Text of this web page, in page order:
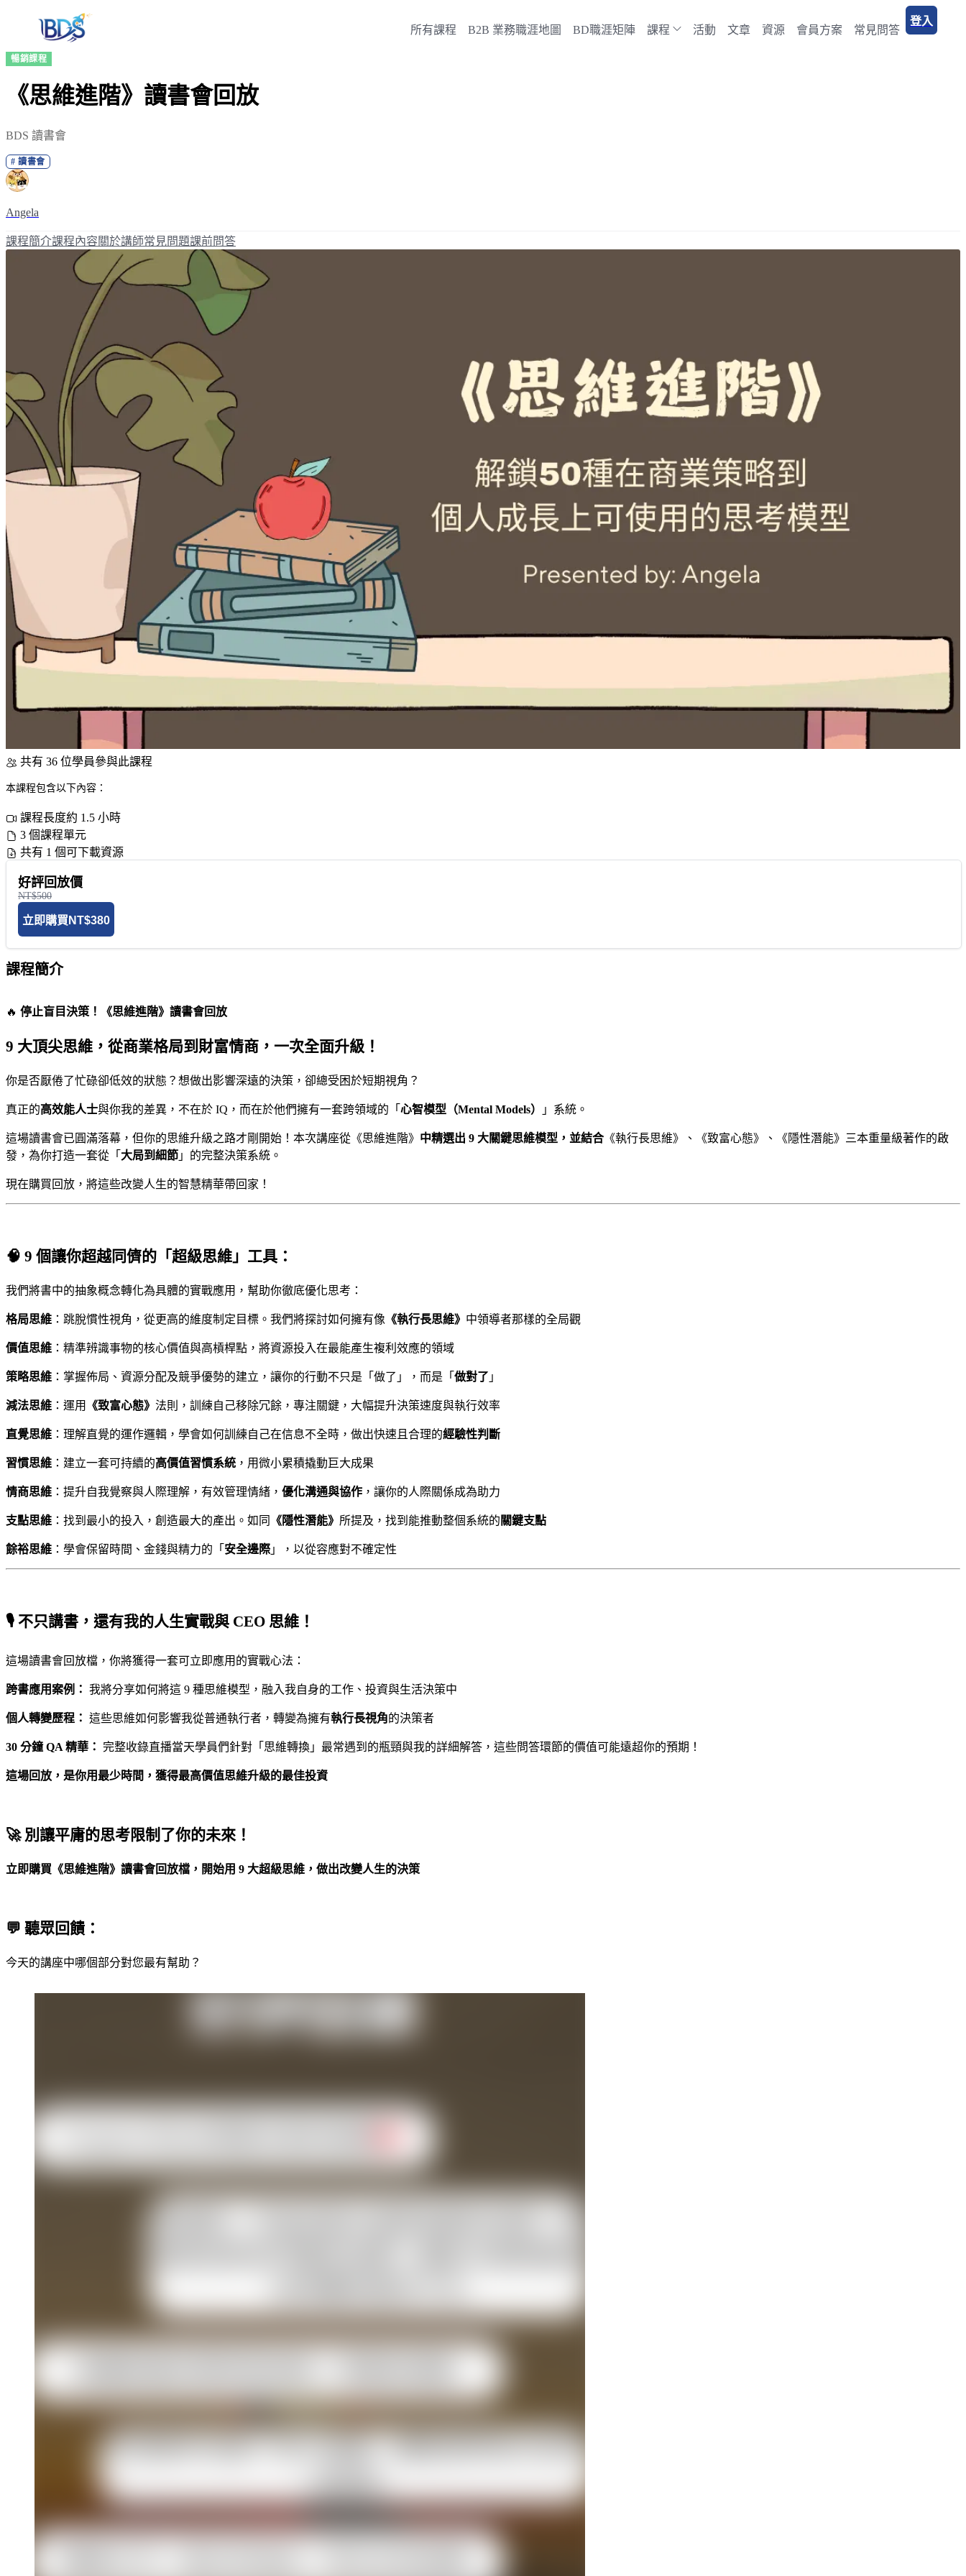
所有課程 B2B 業務職涯地圖 BD職涯矩陣 課程 活動 文章 資源 會員方案 常見問答
登入
暢銷課程
《思維進階》讀書會回放
BDS 讀書會
#讀書會
Angela
課程簡介課程內容關於講師常見問題課前問答
共有 36 位學員參與此課程
本課程包含以下內容：
課程長度約 1.5 小時
3 個課程單元
共有 1 個可下載資源
好評回放價
NT$500
立即購買 NT$380
課程簡介
🔥 停止盲目決策！《思維進階》讀書會回放
9 大頂尖思維，從商業格局到財富情商，一次全面升級！
你是否厭倦了忙碌卻低效的狀態？想做出影響深遠的決策，卻總受困於短期視角？
真正的高效能人士與你我的差異，不在於 IQ，而在於他們擁有一套跨領域的「 心智模型（Mental Models） 」系統。
這場讀書會已圓滿落幕，但你的思維升級之路才剛開始！本次講座從《思維進階》 中精選出 9 大關鍵思維模型，並結合 《執行長思維》、《致富心態》、《隱性潛能》三本重量級著作的啟
發，為你打造一套從「 大局到細節 」的完整決策系統。
現在購買回放，將這些改變人生的智慧精華帶回家！
🧠 9 個讓你超越同儕的「超級思維」工具：
我們將書中的抽象概念轉化為具體的實戰應用，幫助你徹底優化思考：
格局思維 ：跳脫慣性視角，從更高的維度制定目標。我們將探討如何擁有像 《執行長思維》 中領導者那樣的全局觀
價值思維 ：精準辨識事物的核心價值與高槓桿點，將資源投入在最能產生複利效應的領域
策略思維 ：掌握佈局、資源分配及競爭優勢的建立，讓你的行動不只是「做了」，而是「 做對了 」
減法思維 ：運用 《致富心態》 法則，訓練自己移除冗餘，專注關鍵，大幅提升決策速度與執行效率
直覺思維 ：理解直覺的運作邏輯，學會如何訓練自己在信息不全時，做出快速且合理的經驗性判斷
習慣思維 ：建立一套可持續的高價值習慣系統 ，用微小累積撬動巨大成果
情商思維 ：提升自我覺察與人際理解，有效管理情緒， 優化溝通與協作 ，讓你的人際關係成為助力
支點思維 ：找到最小的投入，創造最大的產出。如同 《隱性潛能》 所提及，找到能推動整個系統的 關鍵支點
餘裕思維 ：學會保留時間、金錢與精力的「 安全邊際」，以從容應對不確定性
🎙️ 不只講書，還有我的人生實戰與 CEO 思維！
這場讀書會回放檔，你將獲得一套可立即應用的實戰心法：
跨書應用案例： 我將分享如何將這 9 種思維模型，融入我自身的工作、投資與生活決策中
個人轉變歷程： 這些思維如何影響我從普通執行者，轉變為擁有執行長視角的決策者
30 分鐘 QA 精華： 完整收錄直播當天學員們針對「思維轉換」最常遇到的瓶頸與我的詳細解答，這些問答環節的價值可能遠超你的預期！
這場回放，是你用最少時間，獲得最高價值思維升級的最佳投資
🚀 別讓平庸的思考限制了你的未來！
立即購買《思維進階》讀書會回放檔，開始用 9 大超級思維，做出改變人生的決策
💬 聽眾回饋：
今天的講座中哪個部分對您最有幫助？